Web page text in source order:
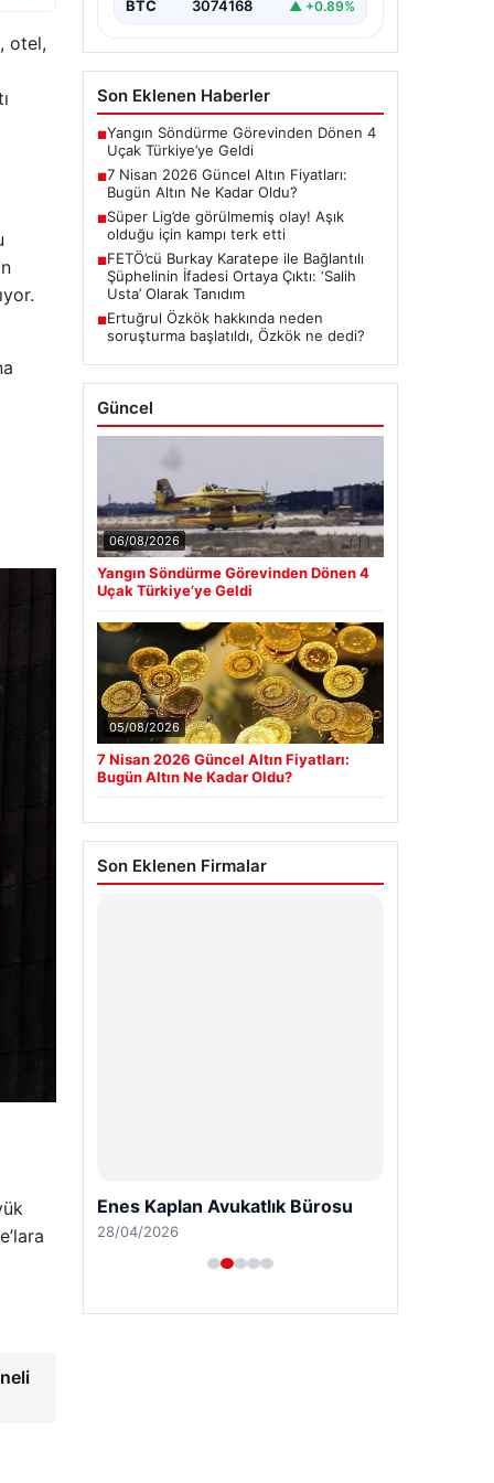
otel,
BTC 3074168 ▲ +0.89%
Son Eklenen Haberler
■Yangın Söndürme Görevinden Dönen 4
Uçak Türkiye’ye Geldi
■7 Nisan 2026 Güncel Altın Fiyatları:
Bugün Altın Ne Kadar Oldu?
■Süper Lig’de görülmemiş olay! Aşık
olduğu için kampı terk etti
■FETÖ’cü Burkay Karatepe ile Bağlantılı
Şüphelinin İfadesi Ortaya Çıktı: ‘Salih
Usta’ Olarak Tanıdım
■Ertuğrul Özkök hakkında neden
soruşturma başlatıldı, Özkök ne dedi?
Güncel
06/08/2026
Yangın Söndürme Görevinden Dönen 4
Uçak Türkiye’ye Geldi
05/08/2026
7 Nisan 2026 Güncel Altın Fiyatları:
Bugün Altın Ne Kadar Oldu?
Son Eklenen Firmalar
Enes Kaplan Avukatlık Bürosu
28/04/2026